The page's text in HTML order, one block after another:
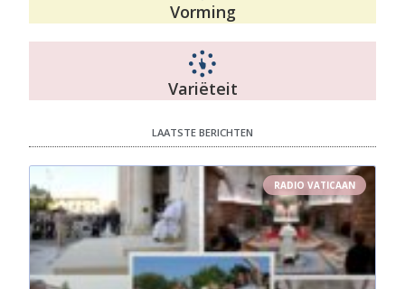
Vorming
Variëteit
LAATSTE BERICHTEN
RADIO VATICAAN